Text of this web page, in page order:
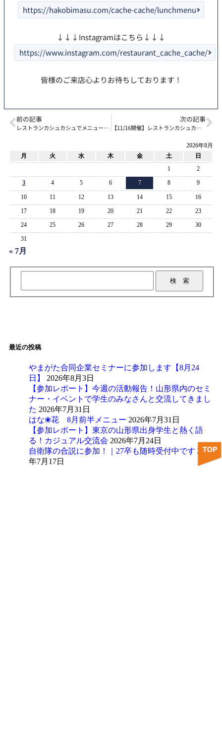
https://hakobimasu.com/cache-cache/lunchmenu
↓↓↓Instagramはこちら↓↓↓
https://www.instagram.com/restaurant_cache_cache/
皆様のご来店心よりお待ちしております！
前の記事
レストランカシュカシュでメニューが増えました！
次の記事
【11/16開催】レストランカシュカシュ健康イベント
2026年8月
月
火 水 木 金 土
日
1
2
3
4 5 6 7 8 9
10 11 12 13 14 15
16
17
18 19 20 21 22
23
24
25 26 27 28 29
30
31
« 7月
最近の投稿
やまがた合同企業セミナーに参加します【8月24
日】
2026年8月3日
【参加レポート】今週の活動報告！山形県内のセミ
ナー・イベントで学生のみなさんと交流してきまし
た 2026年7月31日
はな❀花 8月前半メニュー 2026年7月31日
【参加レポート】東京の山形県出身学生と熱く語
る！カジュアル交流会 2026年7月24日
自衛隊の合説に参加！｜27卒も随時受付中です 2026
年7月17日